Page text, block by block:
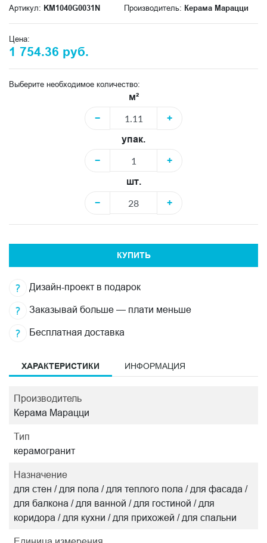
Артикул: KM1040G0031N Производитель: Керама Марацци
Цена:
1 754.36 руб.
Выберите необходимое количество:
м²
−
+
упак.
−
+
шт.
−
+
КУПИТЬ
Дизайн-проект в подарок
Заказывай больше — плати меньше
Бесплатная доставка
ХАРАКТЕРИСТИКИ ИНФОРМАЦИЯ
Производитель
Керама Марацци
Тип
керамогранит
Назначение
для стен / для пола / для теплого пола / для фасада /
для балкона / для ванной / для гостиной / для
коридора / для кухни / для прихожей / для спальни